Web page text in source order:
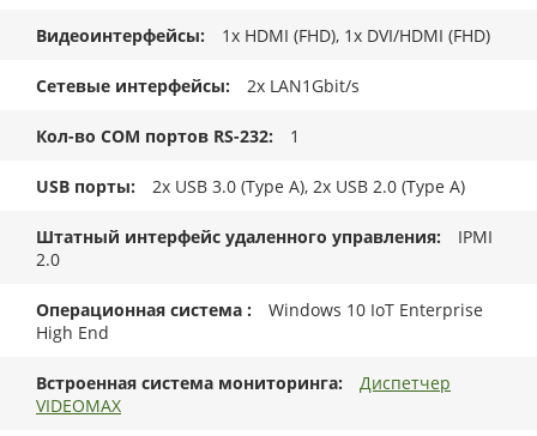
Видеоинтерфейсы 1x HDMI (FHD), 1x DVI/HDMI (FHD)
Сетевые интерфейсы 2x LAN1Gbit/s
Кол-во COM портов RS-232 1
USB порты 2x USB 3.0 (Type A), 2x USB 2.0 (Type A)
Штатный интерфейс удаленного управления
IPMI
2.0
Операционная система
Windows 10 IoT Enterprise
High End
Встроенная система мониторинга
Диспетчер
VIDEOMAX